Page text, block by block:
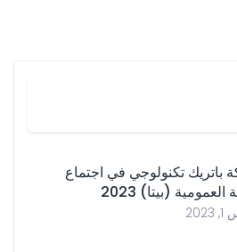
باتريك تكنولوجي في اجتماع
(بيتا) 2023